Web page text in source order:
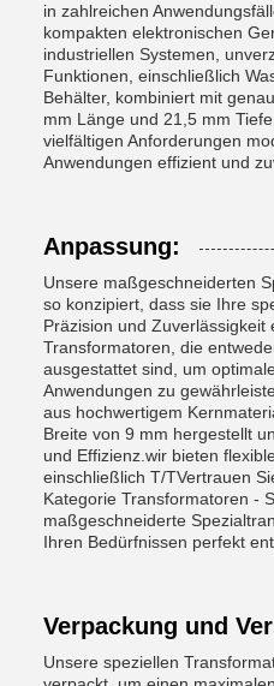
in zahlreichen
kompakten elektronischen
industriellen Systemen,
Funktionen, einschließlich
Behälter, kombiniert mit
mm Länge und 21,5 mm
vielfältigen Anforderungen
Anwendungen effizient und
Anpassung:
Unsere maßgeschneiderten
so konzipiert, dass sie Ihre
Präzision und
Transformatoren, die
ausgestattet sind, um
Anwendungen zu
aus hochwertigem
Breite von 9 mm hergestellt
und Effizienz.wir bieten
einschließlich T/TVertrauen
Kategorie Transformatoren -
maßgeschneiderte
Ihren Bedürfnissen perfekt
Verpackung und
Unsere speziellen